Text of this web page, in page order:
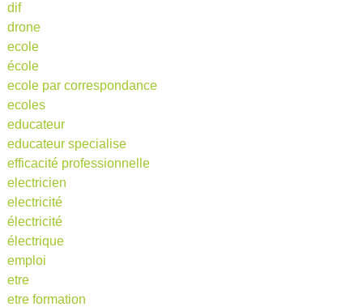
dif
drone
ecole
école
ecole par correspondance
ecoles
educateur
educateur specialise
efficacité professionnelle
electricien
electricité
électricité
électrique
emploi
etre
etre formation